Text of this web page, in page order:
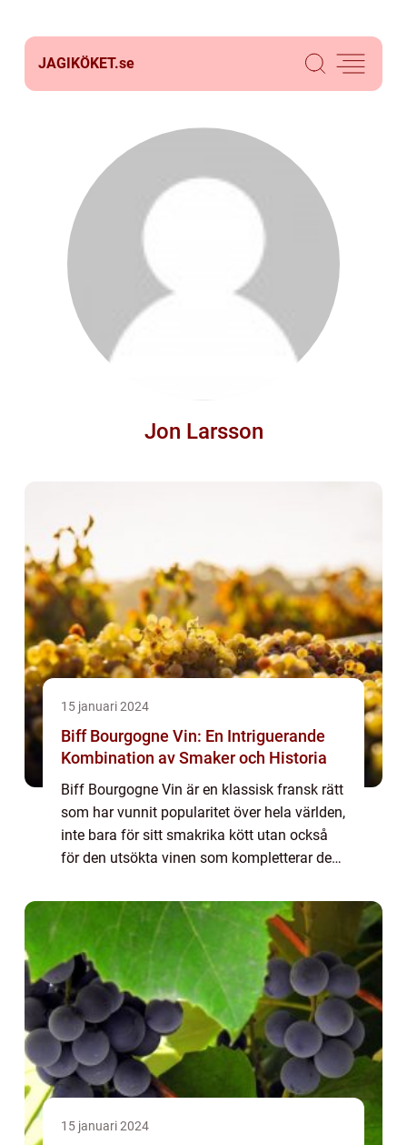
JAGIKÖKET.se
Jon Larsson
15 januari 2024
Biff Bourgogne Vin: En Intriguerande
Kombination av Smaker och Historia
Biff Bourgogne Vin är en klassisk fransk rätt
som har vunnit popularitet över hela världen,
inte bara för sitt smakrika kött utan också
för den utsökta vinen som kompletterar den
på en resa genom historien...
15 januari 2024